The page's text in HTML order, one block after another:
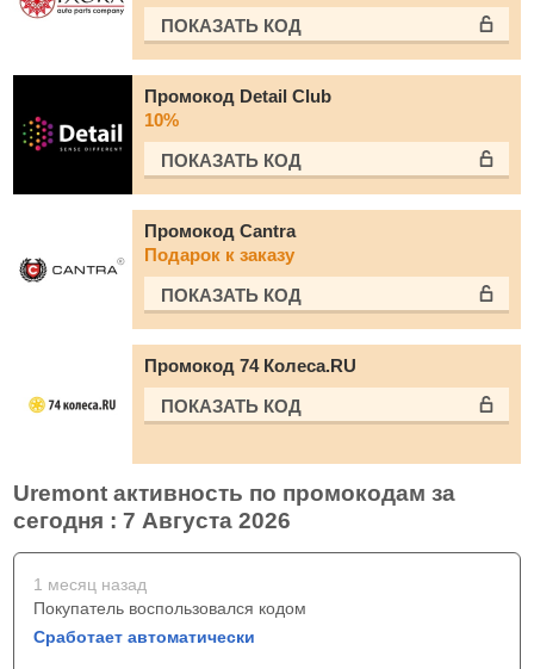
ПОКАЗАТЬ КОД
Промокод Detail Club
10%
ПОКАЗАТЬ КОД
Промокод Cantra
Подарок к заказу
ПОКАЗАТЬ КОД
Промокод 74 Колеса.RU
ПОКАЗАТЬ КОД
Uremont активность по промокодам за
сегодня : 7 Августа 2026
1 месяц назад
Покупатель воспользовался кодом
Сработает автоматически